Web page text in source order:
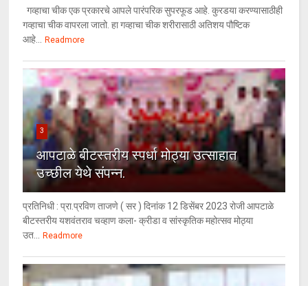
गव्हाचा चीक एक प्रकारचे आपले पारंपरिक सुपरफूड आहे. कुरडया करण्यासाठीही
गव्हाचा चीक वापरला जातो. हा गव्हाचा चीक शरीरासाठी अतिशय पौष्टिक
आहे... Readmore
3
आपटाळे बीटस्तरीय स्पर्धा मोठ्या उत्साहात
उच्छील येथे संपन्न.
प्रतिनिधी : प्रा.प्रविण ताजणे ( सर ) दिनांक 12 डिसेंबर 2023 रोजी आपटाळे
बीटस्तरीय यशवंतराव चव्हाण कला- क्रीडा व सांस्कृतिक महोत्सव मोठ्या
उत... Readmore